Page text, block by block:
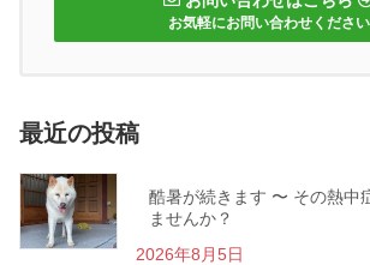
お気軽にお問い合わせください
最近の投稿
酷暑が続きます 〜 その熱中
ませんか？
2026年8月5日